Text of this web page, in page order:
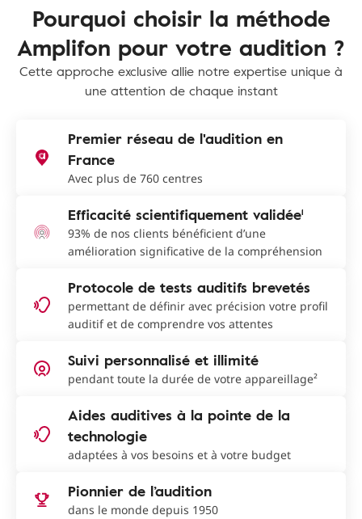
Pourquoi choisir la méthode
Amplifon pour votre audition ?
Cette approche exclusive allie notre expertise unique à
une attention de chaque instant
Premier réseau de l'audition en
France
Avec plus de 760 centres
Efficacité scientifiquement validée¹
93% de nos clients bénéficient d’une
amélioration significative de la compréhension
Protocole de tests auditifs brevetés
permettant de définir avec précision votre profil
auditif et de comprendre vos attentes
Suivi personnalisé et illimité
pendant toute la durée de votre appareillage²
Aides auditives à la pointe de la
technologie
adaptées à vos besoins et à votre budget
Pionnier de l’audition
dans le monde depuis 1950